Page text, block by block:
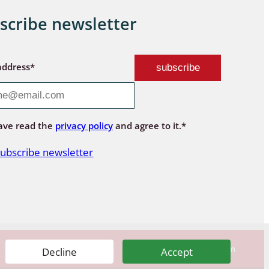
Decline Accept
newsletter
read the privacy policy and agree to it.*
newsletter
© Rote-Liste-Zentrum